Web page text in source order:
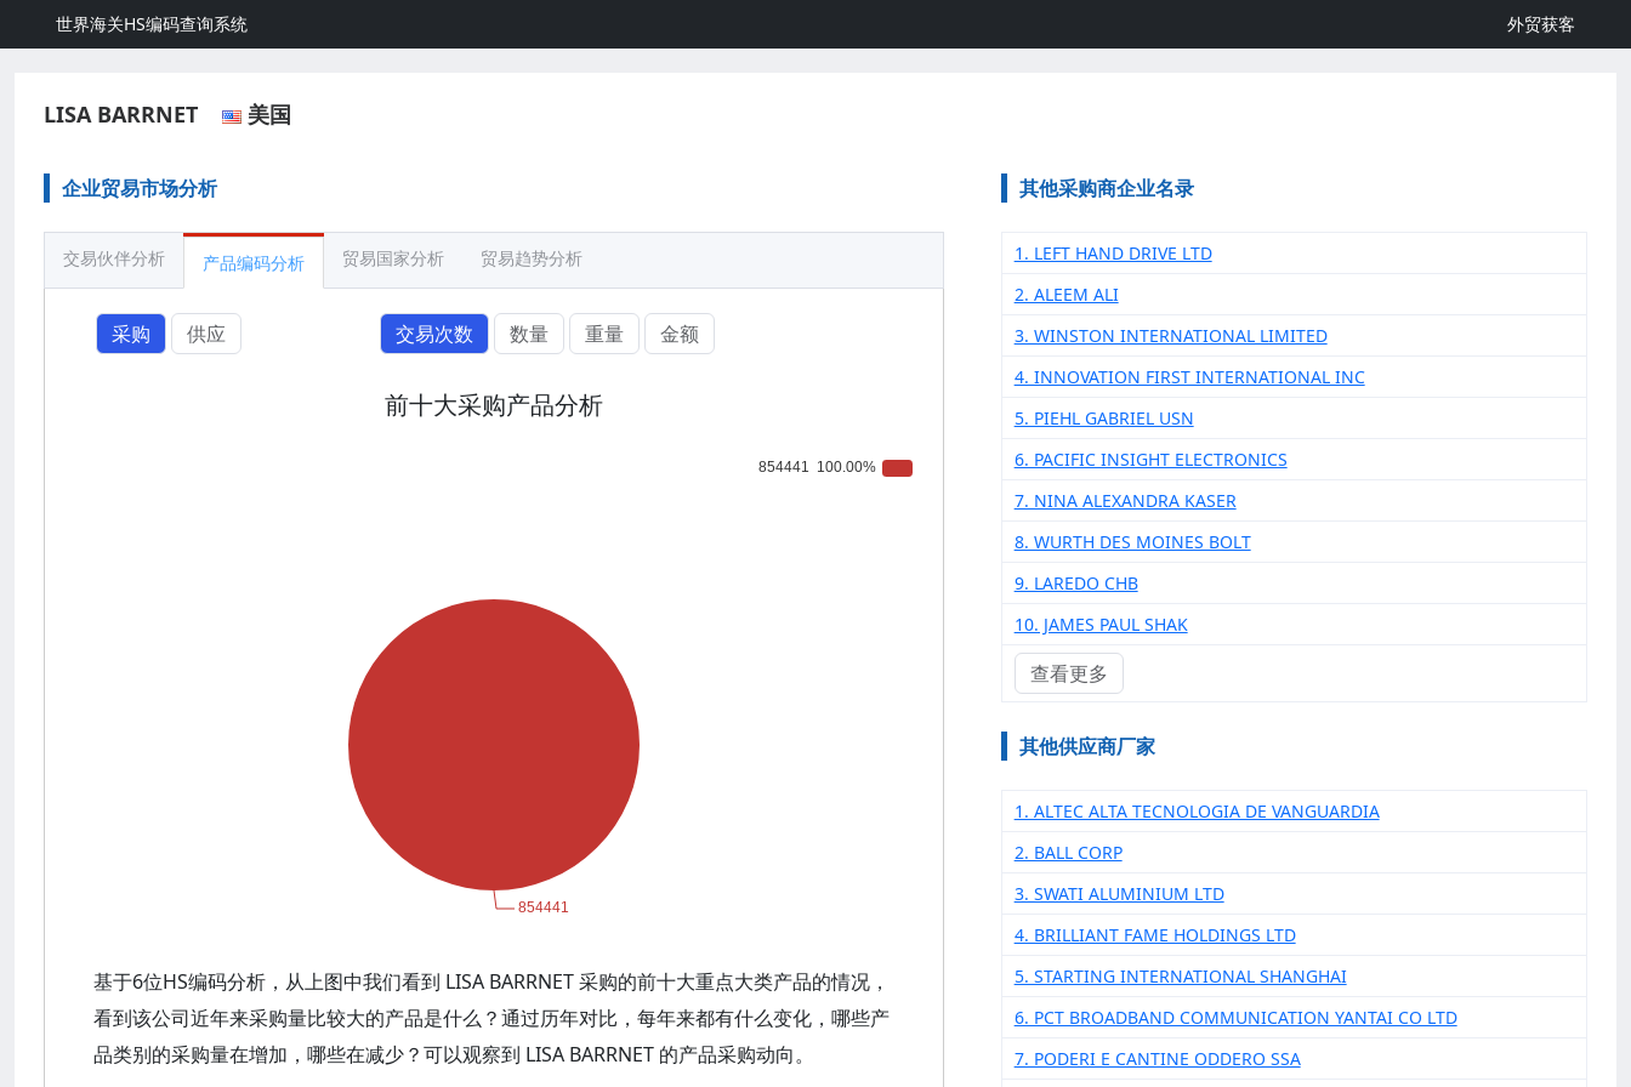
世界海关HS编码查询系统 外贸获客
LISA BARRNET 美国
企业贸易市场分析
交易伙伴分析 产品编码分析 贸易国家分析 贸易趋势分析
采购 供应 交易次数 数量 重量 金额
前十大采购产品分析
基于6位HS编码分析，从上图中我们看到 LISA BARRNET 采购的前十大重点大类产品的情况，
看到该公司近年来采购量比较大的产品是什么？通过历年对比，每年来都有什么变化，哪些产
品类别的采购量在增加，哪些在减少？可以观察到 LISA BARRNET 的产品采购动向。
其他采购商企业名录
1. LEFT HAND DRIVE LTD
2. ALEEM ALI
3. WINSTON INTERNATIONAL LIMITED
4. INNOVATION FIRST INTERNATIONAL INC
5. PIEHL GABRIEL USN
6. PACIFIC INSIGHT ELECTRONICS
7. NINA ALEXANDRA KASER
8. WURTH DES MOINES BOLT
9. LAREDO CHB
10. JAMES PAUL SHAK
查看更多
其他供应商厂家
1. ALTEC ALTA TECNOLOGIA DE VANGUARDIA
2. BALL CORP
3. SWATI ALUMINIUM LTD
4. BRILLIANT FAME HOLDINGS LTD
5. STARTING INTERNATIONAL SHANGHAI
6. PCT BROADBAND COMMUNICATION YANTAI CO LTD
7. PODERI E CANTINE ODDERO SSA